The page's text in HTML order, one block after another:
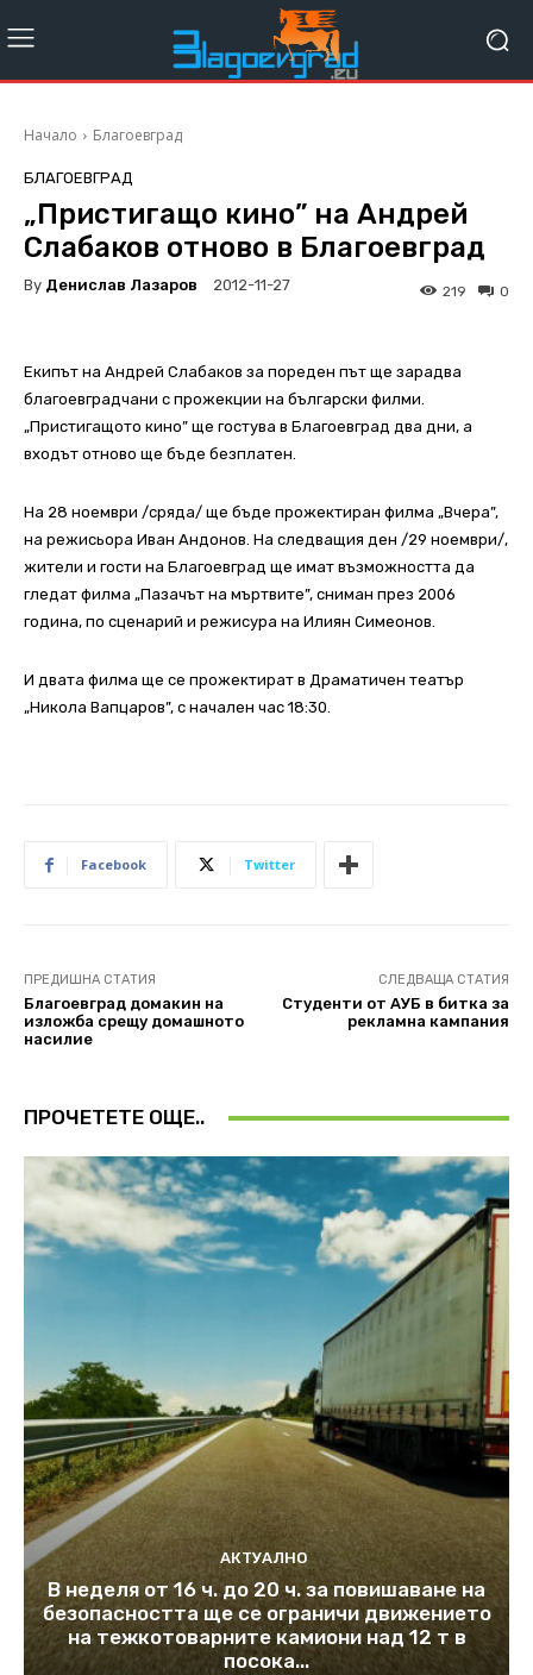
Начало Благоевград
БЛАГОЕВГРАД
„Пристигащо кино” на Андрей
Слабаков отново в Благоевград
By Денислав Лазаров 2012-11-27 0
219
Екипът на Андрей Слабаков за пореден път ще зарадва
благоевградчани с прожекции на български филми.
„Пристигащото кино” ще гостува в Благоевград два дни, а
входът отново ще бъде безплатен.
На 28 ноември /сряда/ ще бъде прожектиран филма „Вчера”,
на режисьора Иван Андонов. На следващия ден /29 ноември/,
жители и гости на Благоевград ще имат възможността да
гледат филма „Пазачът на мъртвите”, сниман през 2006
година, по сценарий и режисура на Илиян Симеонов.
И двата филма ще се прожектират в Драматичен театър
„Никола Вапцаров”, с начален час 18:30.
Facebook Twitter
ПРЕДИШНА СТАТИЯ
Благоевград домакин на
изложба срещу домашното
насилие
СЛЕДВАЩА СТАТИЯ
Студенти от АУБ в битка за
рекламна кампания
ПРОЧЕТЕТЕ ОЩЕ..
АКТУАЛНО
В неделя от 16 ч. до 20 ч. за повишаване на
безопасността ще се ограничи движението
на тежкотоварните камиони над 12 т в
посока...